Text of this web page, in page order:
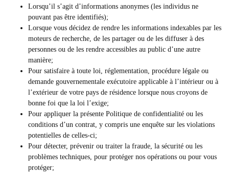
Lorsqu’il s’agit d’informations anonymes (les individus ne
pouvant pas être identifiés);
Lorsque vous décidez de rendre les informations indexables par les
moteurs de recherche, de les partager ou de les diffuser à des
personnes ou de les rendre accessibles au public d’une autre
manière;
Pour satisfaire à toute loi, réglementation, procédure légale ou
demande gouvernementale exécutoire applicable à l’intérieur ou à
l’extérieur de votre pays de résidence lorsque nous croyons de
bonne foi que la loi l’exige;
Pour appliquer la présente Politique de confidentialité ou les
conditions d’un contrat, y compris une enquête sur les violations
potentielles de celles-ci;
Pour détecter, prévenir ou traiter la fraude, la sécurité ou les
problèmes techniques, pour protéger nos opérations ou pour vous
protéger;